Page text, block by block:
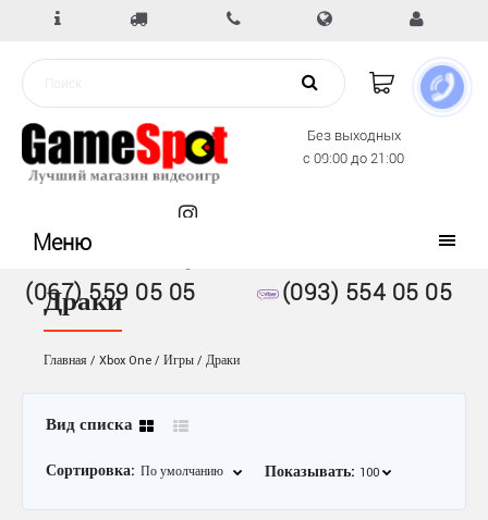
Без выходных
с 09:00 до 21:00
(067) 559 05 05 (093) 554 05 05
Меню
Драки
Главная Xbox One Игры Драки
Вид списка
Сортировка: Показывать: